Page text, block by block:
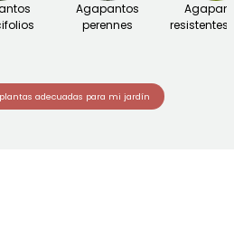
Agapantos
perennes
resistentes
adecuadas para mi jardín